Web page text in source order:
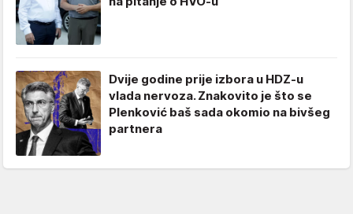
Dvije godine prije izbora u HDZ-u
vlada nervoza. Znakovito je što se
Plenković baš sada okomio na bivšeg
partnera